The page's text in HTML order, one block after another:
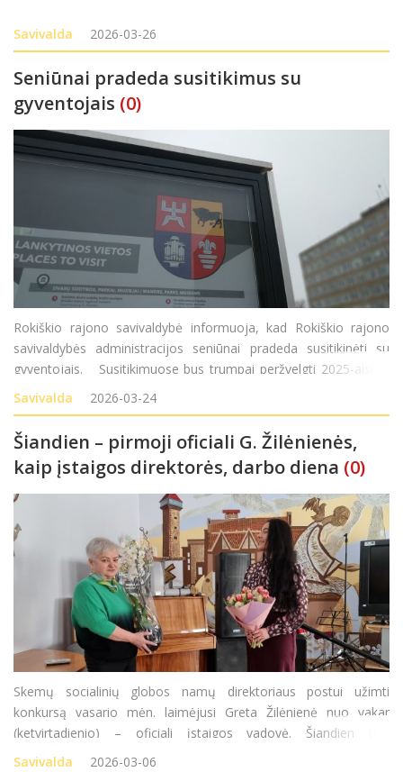
Savivalda 2026-03-26
Seniūnai pradeda susitikimus su
gyventojais (0)
Rokiškio rajono savivaldybė informuoja, kad Rokiškio rajono
savivaldybės administracijos seniūnai pradeda susitikinėti su
gyventojais. Susitikimuose bus trumpai peržvelgti 2025-aisiais
atlikti darbai ir aptariami 2026-ųjų planai, išklausomi gyventojų
lūkesčiai. Susitiki
Savivalda 2026-03-24
Šiandien – pirmoji oficiali G. Žilėnienės,
kaip įstaigos direktorės, darbo diena (0)
Skemų socialinių globos namų direktoriaus postui užimti
konkursą vasario mėn. laimėjusi Greta Žilėnienė nuo vakar
(ketvirtadienio) – oficiali įstaigos vadovė. Šiandien tiek
kolektyvas, tiek rajono vadovai ir Seimo narys susibūrė
Savivalda 2026-03-06